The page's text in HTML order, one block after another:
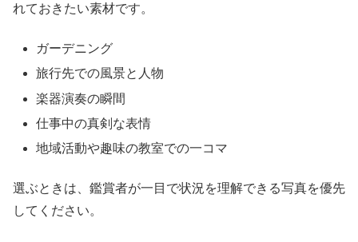
れておきたい素材です。
ガーデニング
旅行先での風景と人物
楽器演奏の瞬間
仕事中の真剣な表情
地域活動や趣味の教室での一コマ
選ぶときは、鑑賞者が一目で状況を理解できる写真を優先
してください。